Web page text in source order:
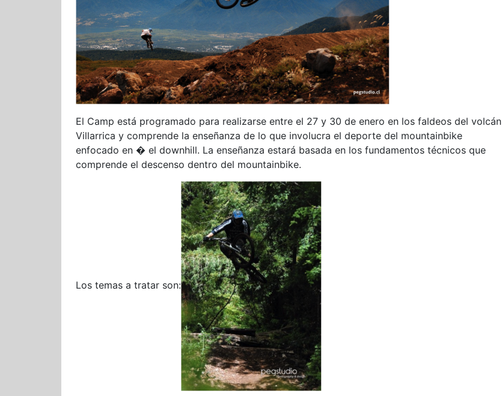
El Camp está programado para realizarse entre el 27 y 30 de enero en los faldeos del volcán
Villarrica y comprende la enseñanza de lo que involucra el deporte del mountainbike
enfocado en � el downhill. La enseñanza estará basada en los fundamentos técnicos que
comprende el descenso dentro del mountainbike.
Los temas a tratar son: